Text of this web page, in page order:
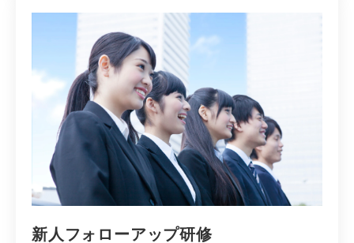
新人フォローアップ研修